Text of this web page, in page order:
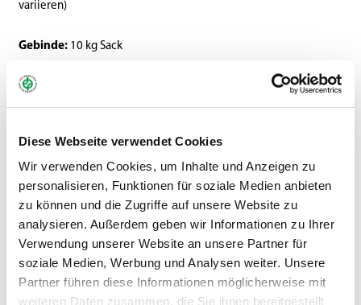
Diese Webseite verwendet Cookies
Wir verwenden Cookies, um Inhalte und Anzeigen zu
personalisieren, Funktionen für soziale Medien anbieten
zu können und die Zugriffe auf unsere Website zu
analysieren. Außerdem geben wir Informationen zu Ihrer
Verwendung unserer Website an unsere Partner für
soziale Medien, Werbung und Analysen weiter. Unsere
Partner führen diese Informationen möglicherweise mit
weiteren Daten zusammen, die Sie ihnen bereitgestellt
variieren)
Gebinde: 10 kg Sack
Art.-Nr.:
Händler